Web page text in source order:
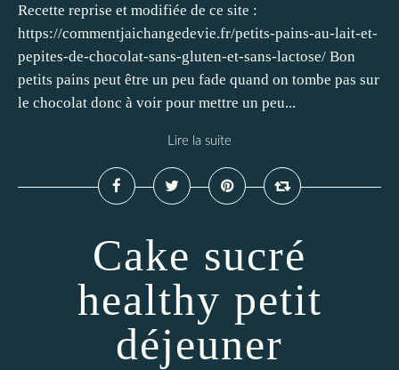
Recette reprise et modifiée de ce site :
https://commentjaichangedevie.fr/petits-pains-au-lait-et-
pepites-de-chocolat-sans-gluten-et-sans-lactose/ Bon
petits pains peut être un peu fade quand on tombe pas sur
le chocolat donc à voir pour mettre un peu...
Lire la suite
Cake sucré
healthy petit
déjeuner